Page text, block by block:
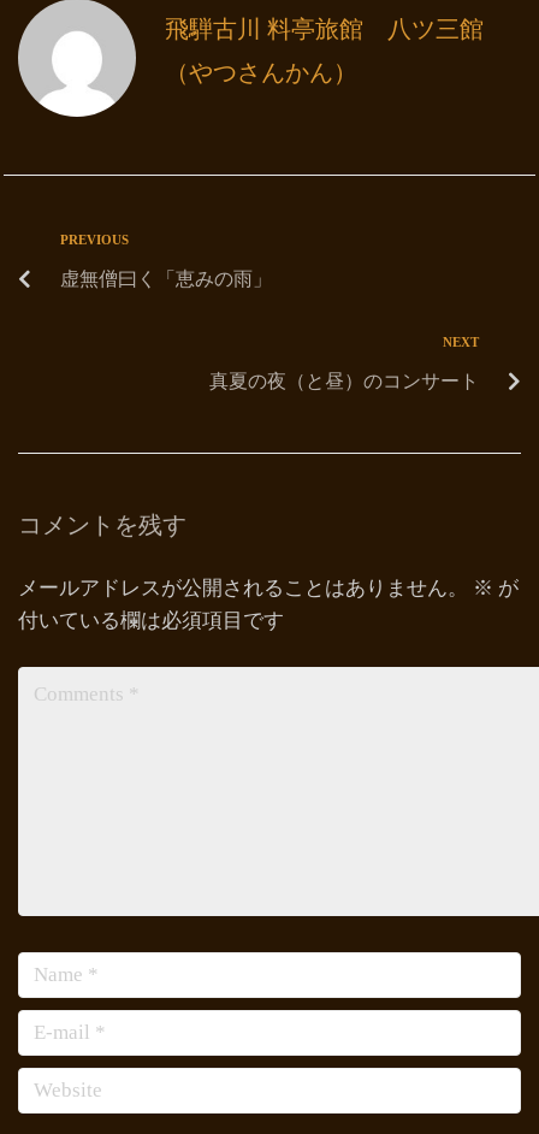
飛騨古川 料亭旅館 八ツ三館
（やつさんかん）
PREVIOUS
虚無僧曰く「恵みの雨」
NEXT
真夏の夜（と昼）のコンサート
コメントを残す
メールアドレスが公開されることはありません。 ※ が
付いている欄は必須項目です